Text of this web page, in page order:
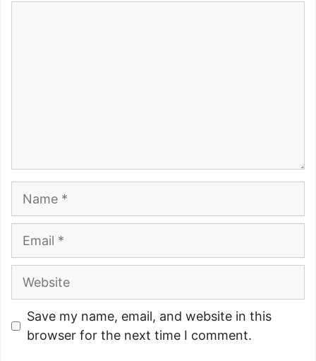
Website
Save my name, email, and website in this
browser for the next time I comment.